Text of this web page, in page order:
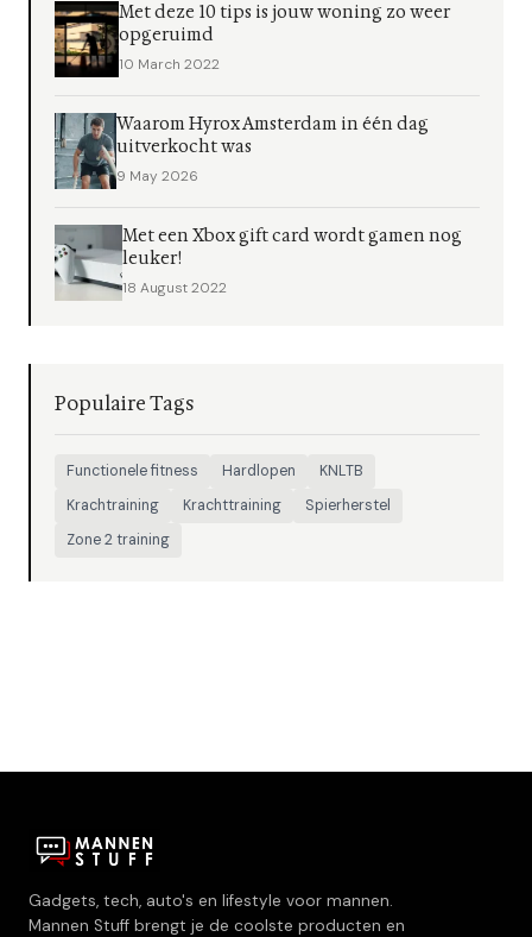
Met deze 10 tips is jouw woning zo weer
opgeruimd
10 March 2022
Waarom Hyrox Amsterdam in één dag
uitverkocht was
9 May 2026
Met een Xbox gift card wordt gamen nog
leuker!
18 August 2022
Populaire Tags
Functionele fitness Hardlopen
KNLTB
Krachtraining
Krachttraining
Spierherstel
Zone 2 training
Gadgets, tech, auto's en lifestyle voor mannen.
Mannen Stuff brengt je de coolste producten en